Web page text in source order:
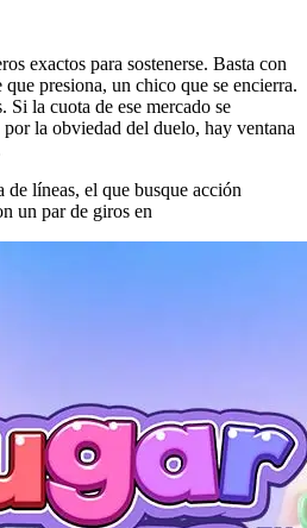
exactos para sostenerse. Basta con
presiona, un chico que se encierra.
Si la cuota de ese mercado se
la obviedad del duelo, hay ventana
de líneas, el que busque acción
un par de giros en